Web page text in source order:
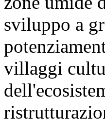
sviluppo a
villaggi